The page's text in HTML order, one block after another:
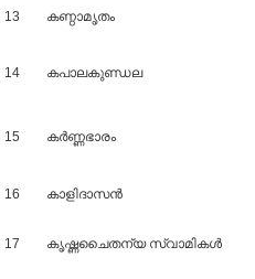
13 കണ്ഠാമൃതം
14 കപാലകുണ്ഡല
15 കര്‍ണ്ണഭാരം
16 കാളിദാസന്‍
17 കൃഷ്ണചൈതന്യ സ്വാമികള്‍